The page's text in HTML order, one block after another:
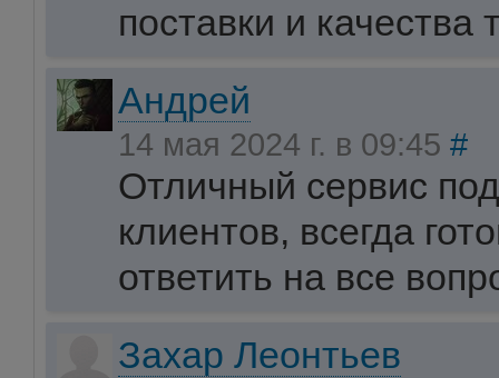
поставки и качества
Андрей
14 мая 2024 г. в 09:45 #
Отличный сервис
клиентов, всегда
ответить на все
Захар Леонтьев